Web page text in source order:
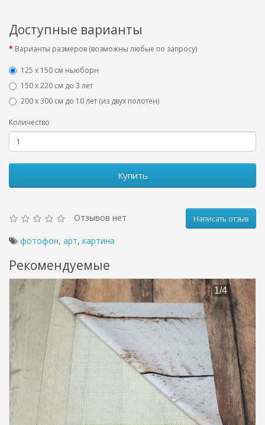
Доступные варианты
Варианты размеров (возможны любые по запросу)
125 x 150 см ньюборн
150 х 220 см до 3 лет
200 х 300 см до 10 лет (из двух полотен)
Количество
Купить
Отзывов нет Написать отзыв
фотофон, арт, картина
Рекомендуемые